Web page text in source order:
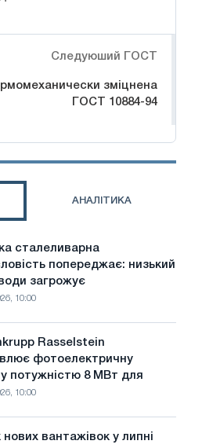
Следуюший ГОСТ
зміцнена
ГОСТ 10884-94
АНАЛІТИКА
сталеливарна
попереджає: низький
загрожує
10:00
Rasselstein
фотоелектричну
потужністю 8 МВт для
10:00
нових вантажівок у липні